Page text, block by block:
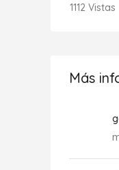
1112 Vistas
Más